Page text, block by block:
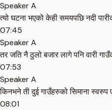
Speaker A
त्यो घटना भएको केही समयपछि नदी
07:45
Speaker A
तर जति नै ठुलो बजार लागे पनि वारी
07:53
Speaker A
किनभने ती दुई गाउँहरुको सिमाना स्वरुप
08:01